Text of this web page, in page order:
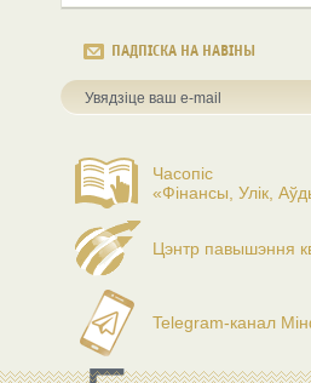
ПАДПІСКА НА НАВІНЫ
Часопіс
«Фінансы, Улік,
Цэнтр павышэння
Telegram-канал